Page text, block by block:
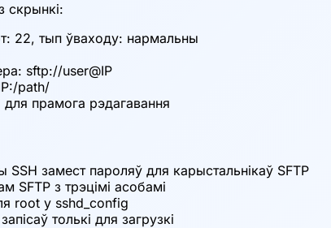
скрынкі:
22, тып ўваходу: нармальны
sftp://user@IP
path/
прамога рэдагавання
замест пароляў для карыстальнікаў SFTP
SFTP з трэцімі асобамі
root у sshd_config
толькі для загрузкі